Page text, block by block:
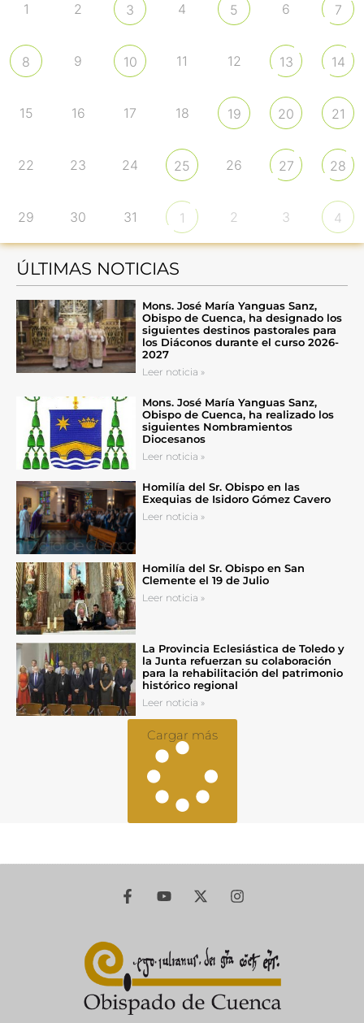
1 2 3 4 5 6 7
8 9 10 11 12 13 14
15 16 17 18 19 20 21
22 23 24 25 26 27 28
29 30 31 1 2 3 4
ÚLTIMAS NOTICIAS
Mons. José María Yanguas Sanz,
Obispo de Cuenca, ha designado los
siguientes destinos pastorales para
los Diáconos durante el curso 2026-
2027
Leer noticia »
Mons. José María Yanguas Sanz,
Obispo de Cuenca, ha realizado los
siguientes Nombramientos
Diocesanos
Leer noticia »
Homilía del Sr. Obispo en las
Exequias de Isidoro Gómez Cavero
Leer noticia »
Homilía del Sr. Obispo en San
Clemente el 19 de Julio
Leer noticia »
La Provincia Eclesiástica de Toledo y
la Junta refuerzan su colaboración
para la rehabilitación del patrimonio
histórico regional
Leer noticia »
Cargar más